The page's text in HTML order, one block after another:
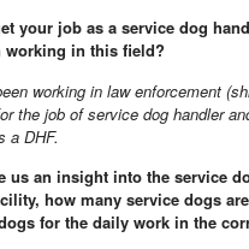
your job as a service dog
working in this field?
working in law enforcement
the job of service dog handler
a DHF.
us an insight into the service
how many service dogs
for the daily work in the